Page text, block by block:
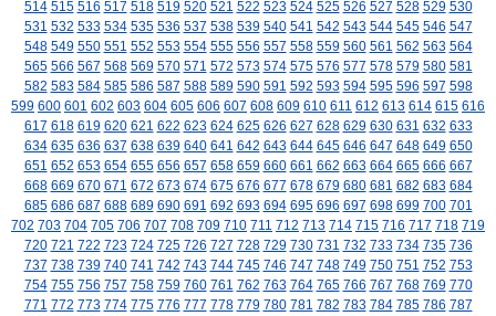
514 515 516 517 518 519 520 521 522 523 524 525 526 527 528 529 530
531 532 533 534 535 536 537 538 539 540 541 542 543 544 545 546 547
548 549 550 551 552 553 554 555 556 557 558 559 560 561 562 563 564
565 566 567 568 569 570 571 572 573 574 575 576 577 578 579 580 581
582 583 584 585 586 587 588 589 590 591 592 593 594 595 596 597 598
599 600 601 602 603 604 605 606 607 608 609 610 611 612 613 614 615 616
617 618 619 620 621 622 623 624 625 626 627 628 629 630 631 632 633
634 635 636 637 638 639 640 641 642 643 644 645 646 647 648 649 650
651 652 653 654 655 656 657 658 659 660 661 662 663 664 665 666 667
668 669 670 671 672 673 674 675 676 677 678 679 680 681 682 683 684
685 686 687 688 689 690 691 692 693 694 695 696 697 698 699 700 701
702 703 704 705 706 707 708 709 710 711 712 713 714 715 716 717 718 719
720 721 722 723 724 725 726 727 728 729 730 731 732 733 734 735 736
737 738 739 740 741 742 743 744 745 746 747 748 749 750 751 752 753
754 755 756 757 758 759 760 761 762 763 764 765 766 767 768 769 770
771 772 773 774 775 776 777 778 779 780 781 782 783 784 785 786 787